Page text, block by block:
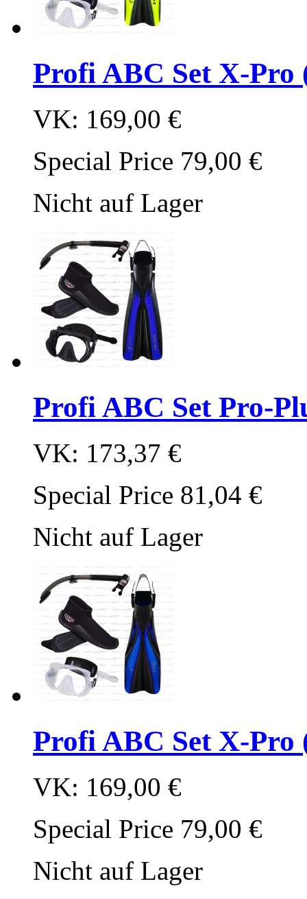
Profi ABC Set X-Pro
VK: 169,00 €
Special Price 79,00 €
Nicht auf Lager
Profi ABC Set Pro-
VK: 173,37 €
Special Price 81,04 €
Nicht auf Lager
Profi ABC Set X-
VK: 169,00 €
Special Price 79,00 €
Nicht auf Lager